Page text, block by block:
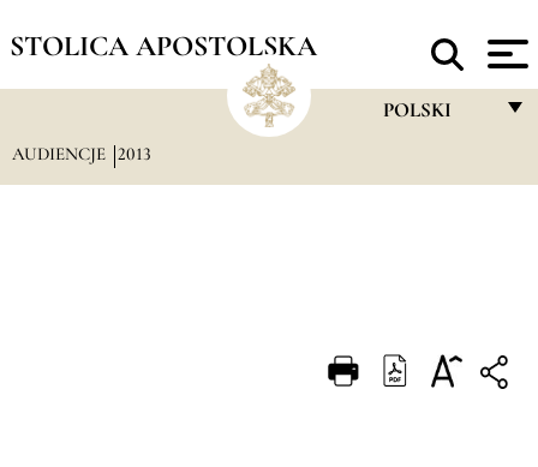
STOLICA APOSTOLSKA
POLSKI
DEUTSCH
AUDIENCJE 2013